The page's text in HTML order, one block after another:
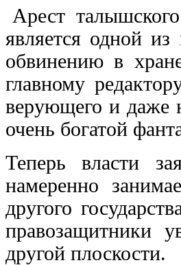
Арест
является одной
обвинению в
главному
верующего и даже
очень богатой
Теперь власти
намеренно
другого
правозащитники
другой плоскости.